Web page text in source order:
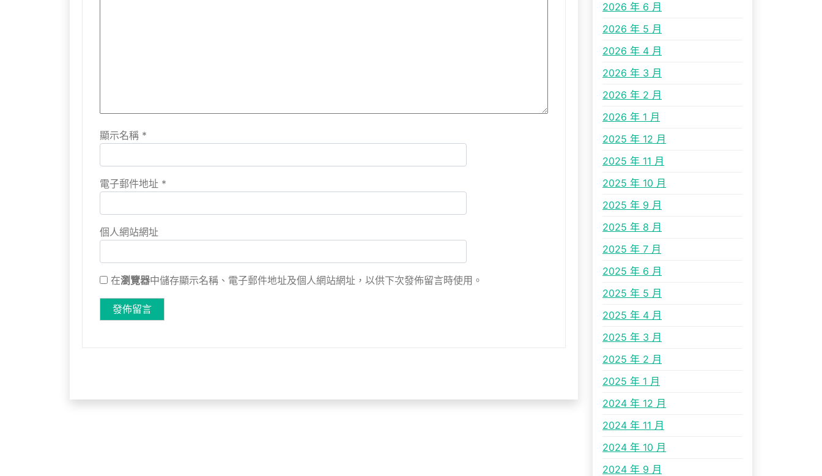
顯示名稱 *
電子郵件地址 *
個人網站網址
在瀏覽器中儲存顯示名稱、電子郵件地址及個人網站網址，以供下次發佈留言時使用。
2026 年 6 月
2026 年 5 月
2026 年 4 月
2026 年 3 月
2026 年 2 月
2026 年 1 月
2025 年 12 月
2025 年 11 月
2025 年 10 月
2025 年 9 月
2025 年 8 月
2025 年 7 月
2025 年 6 月
2025 年 5 月
2025 年 4 月
2025 年 3 月
2025 年 2 月
2025 年 1 月
2024 年 12 月
2024 年 11 月
2024 年 10 月
2024 年 9 月